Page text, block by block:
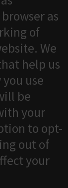
as
of
We
help us
use
be
your
to opt-
out of
your